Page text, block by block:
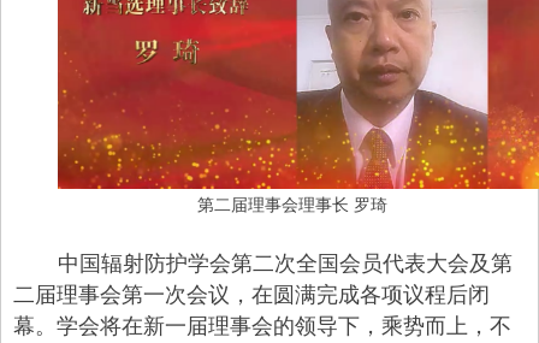
第二届理事会理事长 罗琦
中国辐射防护学会第二次全国会员代表大会及第
二届理事会第一次会议，在圆满完成各项议程后闭
幕。学会将在新一届理事会的领导下，乘势而上，不